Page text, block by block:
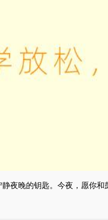
夜晚的钥匙。今夜，愿你和